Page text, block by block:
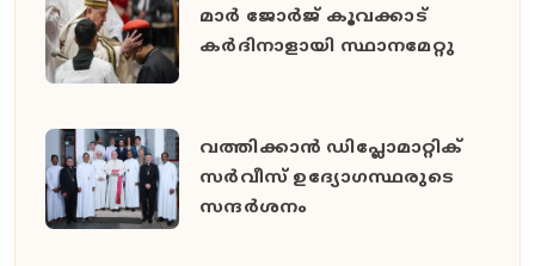
മാർ ജോർജ് കൂവക്കാട്
കർദിനാളായി സ്ഥാനമേറ്റു
വത്തിക്കാൻ ഡിപ്ലോമാറ്റിക്
സർവീസ് ഉദ്യോഗസ്ഥരുടെ
സന്ദർശനം